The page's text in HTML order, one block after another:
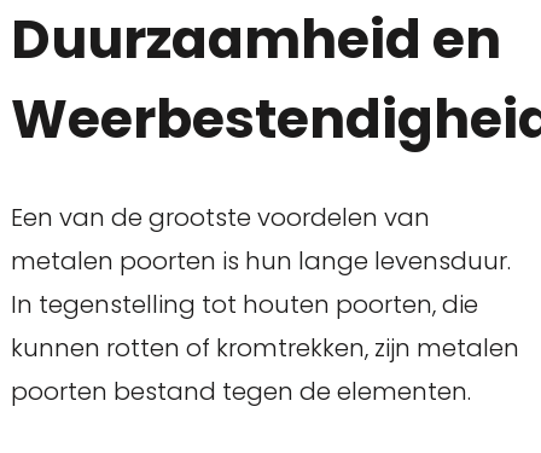
Duurzaamheid en
Een van de grootste voordelen van
metalen poorten is hun lange levensduur.
In tegenstelling tot houten poorten, die
kunnen rotten of kromtrekken, zijn metalen
poorten bestand tegen de elementen.